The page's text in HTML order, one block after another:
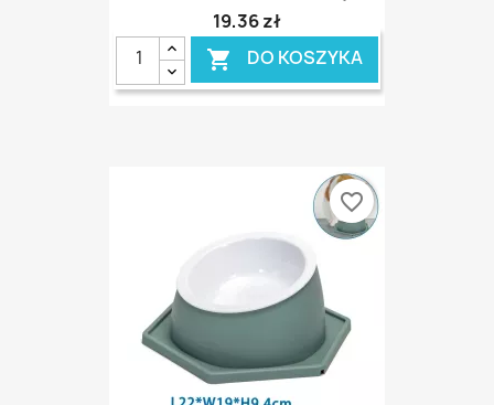
19,36 zł
 DO KOSZYKA
favorite_border